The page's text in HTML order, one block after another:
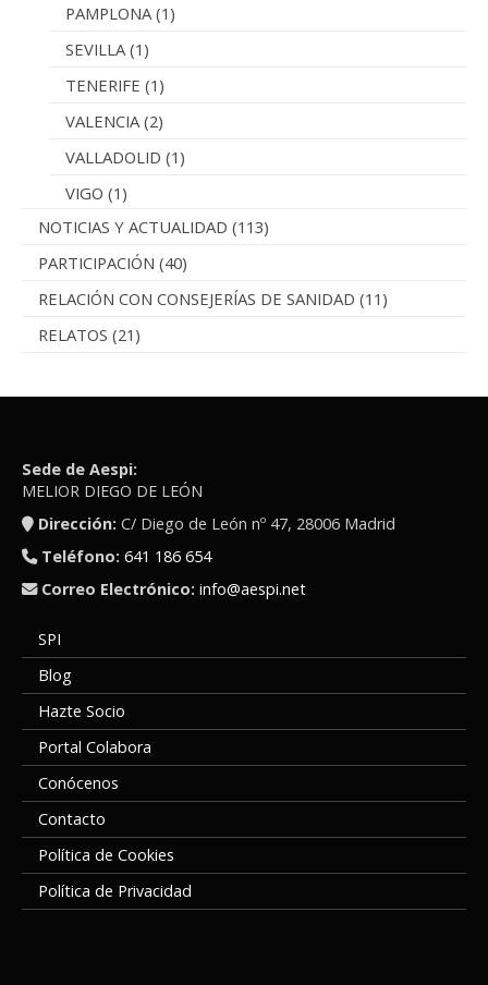
PAMPLONA (1)
SEVILLA (1)
TENERIFE (1)
VALENCIA (2)
VALLADOLID (1)
VIGO (1)
NOTICIAS Y ACTUALIDAD (113)
PARTICIPACIÓN (40)
RELACIÓN CON CONSEJERÍAS DE SANIDAD (11)
RELATOS (21)
Sede de Aespi:
MELIOR DIEGO DE LEÓN
Dirección: C/ Diego de León nº 47, 28006 Madrid
Teléfono: 641 186 654
Correo Electrónico: info@aespi.net
SPI
Blog
Hazte Socio
Portal Colabora
Conócenos
Contacto
Política de Cookies
Política de Privacidad